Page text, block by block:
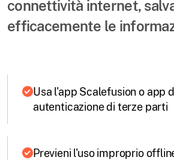
connettività internet,
efficacemente le
Usa l'app Scalefusion o app
autenticazione di terze parti
Previeni l'uso improprio